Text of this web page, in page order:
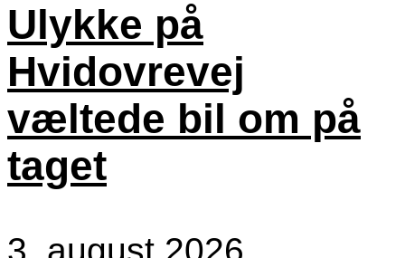
Ulykke på
Hvidovrevej
væltede bil om på
taget